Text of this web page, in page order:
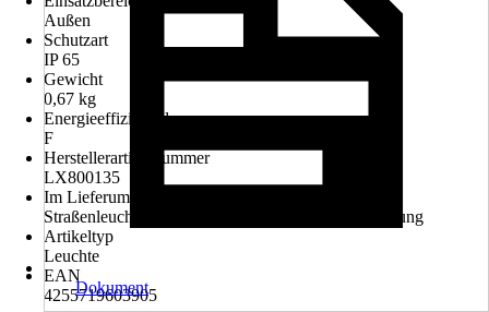
Außen
Schutzart
IP 65
Gewicht
0,67 kg
Energieeffizienzklasse
F
Herstellerartikelnummer
LX800135
Im Lieferumfang enthalten
Straßenleuchte, Montagematerial, Bedienungsanleitung
Artikeltyp
Leuchte
EAN
4255719603905
Dokument